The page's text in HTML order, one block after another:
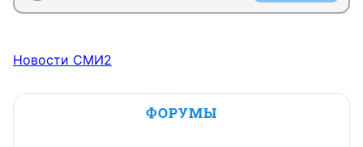
Новости СМИ2
ФОРУМЫ